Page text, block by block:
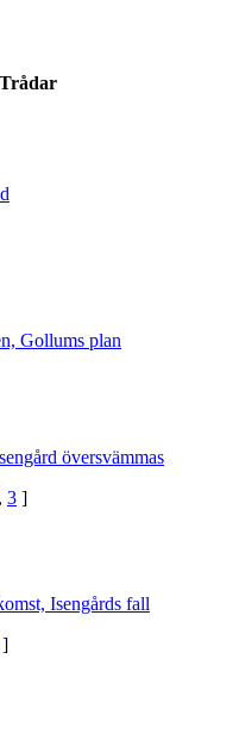
Trådar
Gollums plan
översvämmas
, 3 ]
Isengårds fall
]